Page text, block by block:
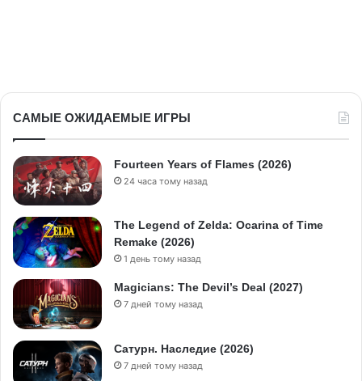
САМЫЕ ОЖИДАЕМЫЕ ИГРЫ
Fourteen Years of Flames (2026)
24 часа тому назад
The Legend of Zelda: Ocarina of Time
Remake (2026)
1 день тому назад
Magicians: The Devil’s Deal (2027)
7 дней тому назад
Сатурн. Наследие (2026)
7 дней тому назад